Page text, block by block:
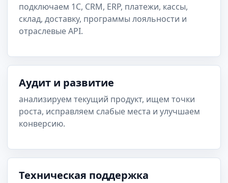
подключаем 1С, CRM, ERP, платежи, кассы,
склад, доставку, программы лояльности и
отраслевые API.
Аудит и развитие
анализируем текущий продукт, ищем точки
роста, исправляем слабые места и улучшаем
конверсию.
Техническая поддержка